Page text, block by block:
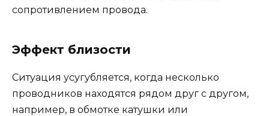
сопротивлением провода.
Эффект близости
Ситуация усугубляется, когда несколько
проводников находятся рядом друг с другом,
например, в обмотке катушки или